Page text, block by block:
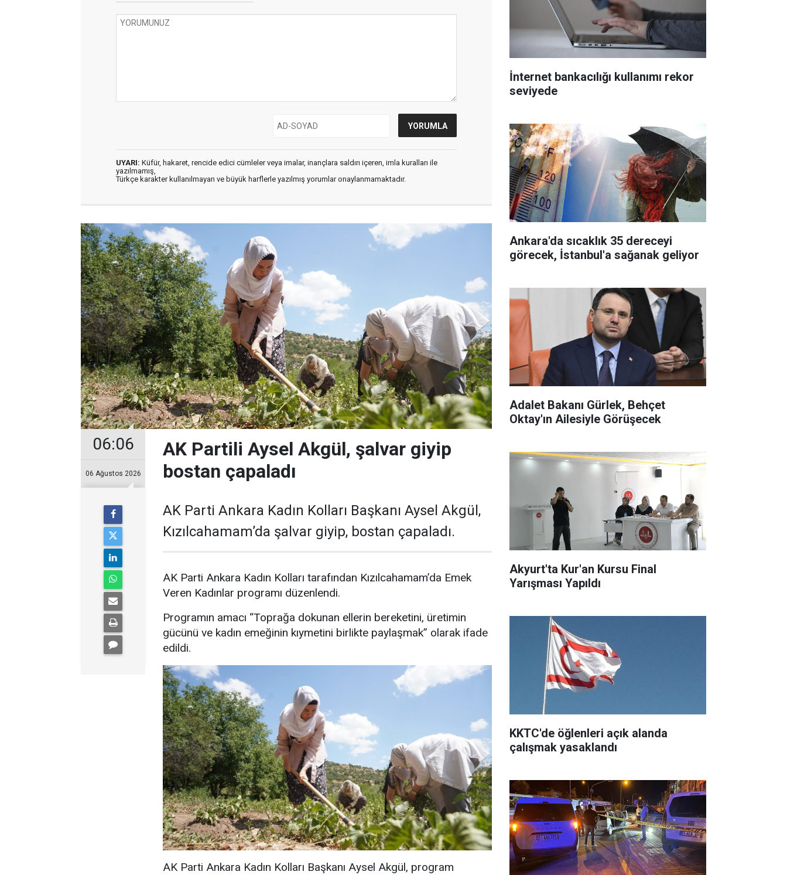
UYARI: Küfür, hakaret, rencide edici cümleler veya imalar, inançlara saldırı içeren, imla kuralları ile
yazılmamış,
Türkçe karakter kullanılmayan ve büyük harflerle yazılmış yorumlar onaylanmamaktadır.
06:06
06 Ağustos 2026
AK Partili Aysel Akgül, şalvar giyip
bostan çapaladı
AK Parti Ankara Kadın Kolları Başkanı Aysel Akgül,
Kızılcahamam’da şalvar giyip, bostan çapaladı.
AK Parti Ankara Kadın Kolları tarafından Kızılcahamam’da Emek
Veren Kadınlar programı düzenlendi.
Programın amacı “Toprağa dokunan ellerin bereketini, üretimin
gücünü ve kadın emeğinin kıymetini birlikte paylaşmak” olarak ifade
edildi.
AK Parti Ankara Kadın Kolları Başkanı Aysel Akgül, program
İnternet bankacılığı kullanımı rekor
seviyede
Ankara'da sıcaklık 35 dereceyi
görecek, İstanbul'a sağanak geliyor
Adalet Bakanı Gürlek, Behçet
Oktay'ın Ailesiyle Görüşecek
Akyurt'ta Kur'an Kursu Final
Yarışması Yapıldı
KKTC'de öğlenleri açık alanda
çalışmak yasaklandı